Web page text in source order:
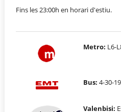
Fins les 23:00h en horari d'estiu.
Metro: L6-
Bus: 4-30-
Valenbisi: